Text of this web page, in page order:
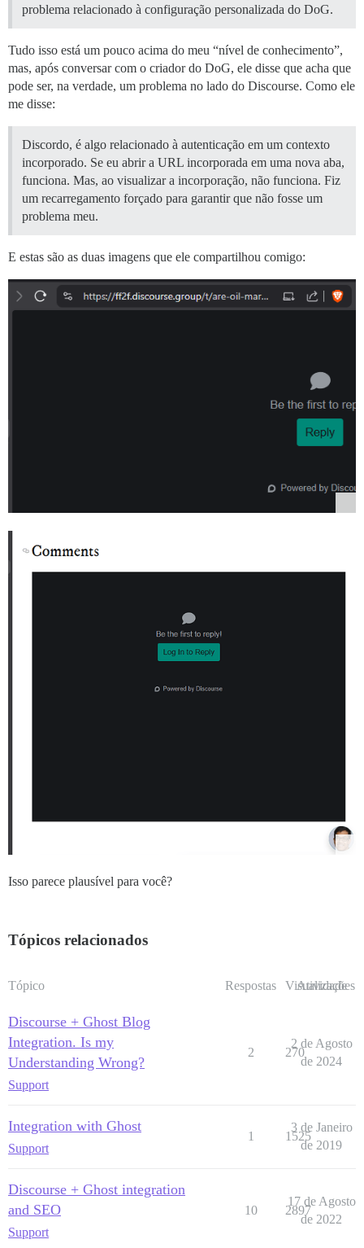
problema relacionado à configuração personalizada do DoG.
Tudo isso está um pouco acima do meu “nível de conhecimento”,
mas, após conversar com o criador do DoG, ele disse que acha que
pode ser, na verdade, um problema no lado do Discourse. Como ele
me disse:
Discordo, é algo relacionado à autenticação em um contexto
incorporado. Se eu abrir a URL incorporada em uma nova aba,
funciona. Mas, ao visualizar a incorporação, não funciona. Fiz
um recarregamento forçado para garantir que não fosse um
problema meu.
E estas são as duas imagens que ele compartilhou comigo:
Isso parece plausível para você?
Tópicos relacionados
Tópico Respostas Visualizações
Atividade
Discourse + Ghost Blog
Integration. Is my
Understanding Wrong?
Support
2 270
2 de Agosto
de 2024
Integration with Ghost
Support
1 1525
3 de Janeiro
de 2019
Discourse + Ghost integration
and SEO
Support
10 2897
17 de Agosto
de 2022